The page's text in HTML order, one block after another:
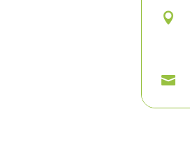

